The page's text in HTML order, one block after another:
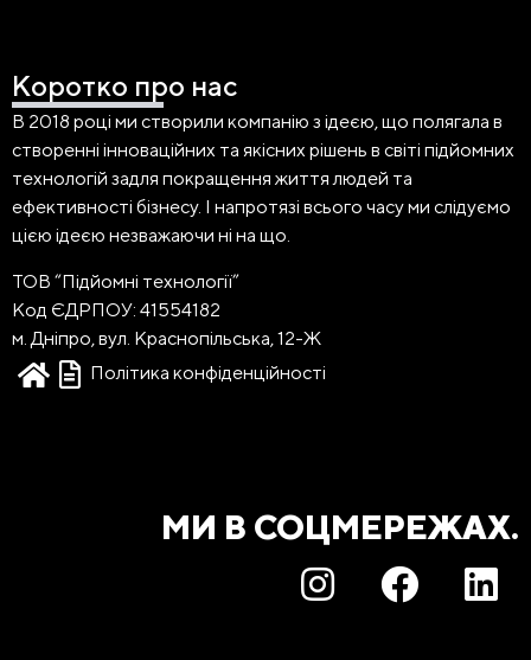
Коротко про нас
В 2018 році ми створили компанію з ідеєю, що полягала в
створенні інноваційних та якісних рішень в світі підйомних
технологій задля покращення життя людей та
ефективності бізнесу. І напротязі всього часу ми слідуємо
цією ідеєю незважаючи ні на що.
ТОВ “Підйомні технології”
Код ЄДРПОУ: 41554182
м. Дніпро, вул. Краснопільська, 12-Ж
Політика конфіденційності
МИ В СОЦМЕРЕЖАХ.